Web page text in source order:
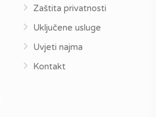
Zaštita privatnosti
Uključene usluge
Uvjeti najma
Kontakt